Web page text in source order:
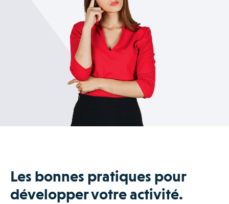
du technicien en appel de service, puis dans le traitement
administratif post-intervention.
Les bonnes pratiques pour
développer votre activité.